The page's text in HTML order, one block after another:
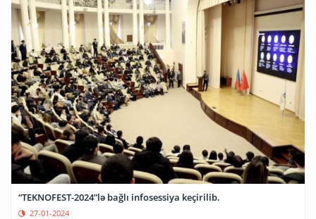
“TEKNOFEST-2024”lə bağlı infosessiya keçirilib.
27-01-2024